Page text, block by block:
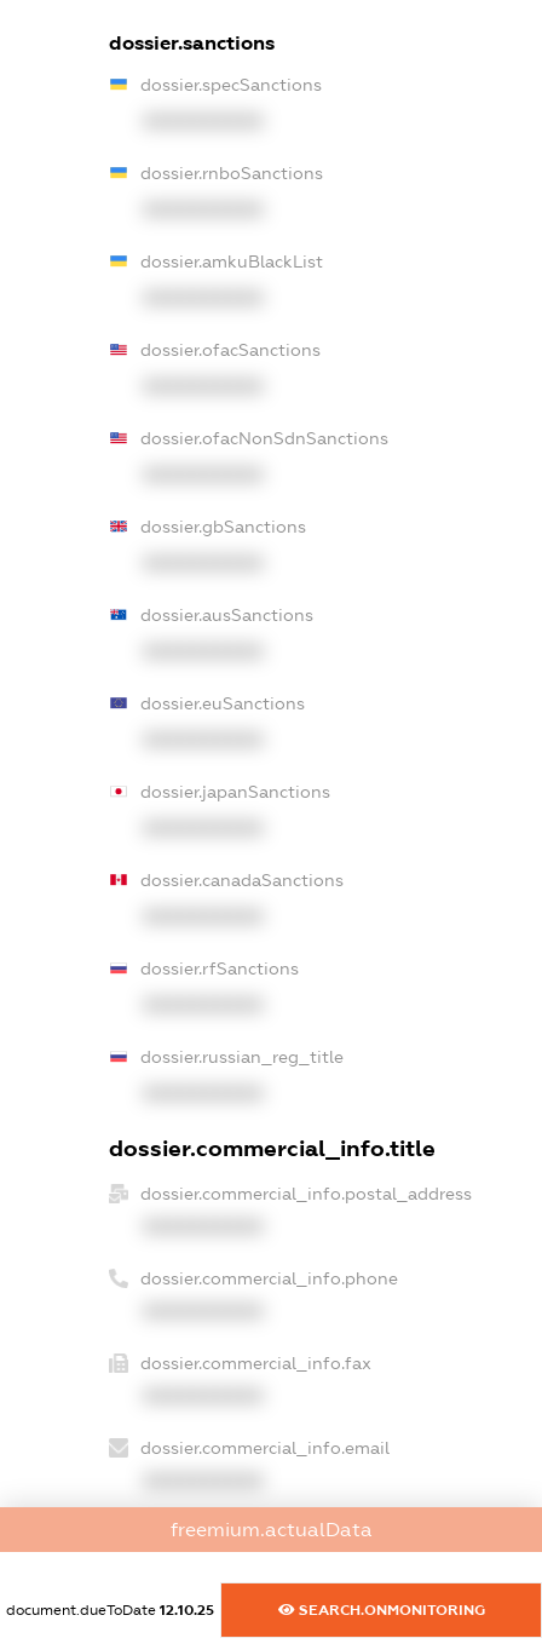
dossier.sanctions
dossier.specSanctions
dossier.rnboSanctions
dossier.amkuBlackList
dossier.ofacSanctions
dossier.ofacNonSdnSanctions
dossier.gbSanctions
dossier.ausSanctions
dossier.euSanctions
dossier.japanSanctions
dossier.canadaSanctions
dossier.rfSanctions
dossier.russian_reg_title
dossier.commercial_info.title
dossier.commercial_info.postal_address
dossier.commercial_info.phone
dossier.commercial_info.fax
dossier.commercial_info.email
dossier.commercial_info.website
dossier.commercial_info.activity
freemium.actualData
document.dueToDate 12.10.25 SEARCH.ONMONITORING